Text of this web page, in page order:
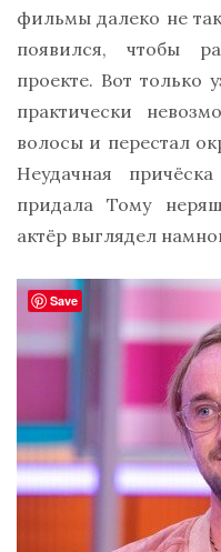
фильмы далеко не
появился, чтобы
проекте. Вот только
практически
волосы и перестал
Неудачная
придала Тому
актёр выглядел
Save